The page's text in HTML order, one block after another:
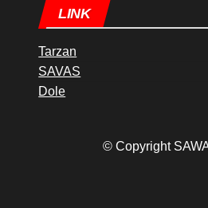
LINK
Tarzan
SAVAS
Dole
© Copyright